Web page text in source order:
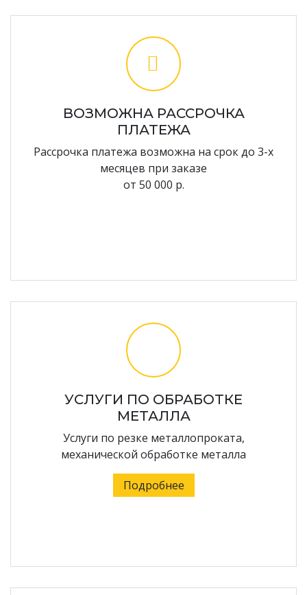
ВОЗМОЖНА РАССРОЧКА
ПЛАТЕЖА
Рассрочка платежа возможна на срок до 3-х
месяцев при заказе
от 50 000 р.
УСЛУГИ ПО ОБРАБОТКЕ
МЕТАЛЛА
Услуги по резке металлопроката,
механической обработке металла
Подробнее